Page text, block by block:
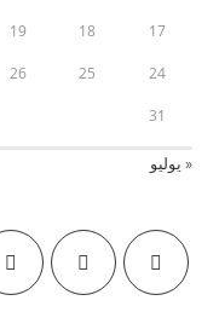
17
18
19
24
25
26
31
« يوليو